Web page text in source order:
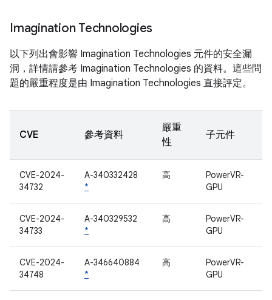
Imagination Technologies
以下列出會影響 Imagination Technologies 元件的安全漏
洞，詳情請參考 Imagination Technologies 的資料。這些問
題的嚴重程度是由 Imagination Technologies 直接評定。
CVE 參考資料
嚴重
性
子元件
CVE-2024-
34732
A-340332428
*
高
PowerVR-
GPU
CVE-2024-
34733
A-340329532
*
高
PowerVR-
GPU
CVE-2024-
34748
A-346640884
*
高
PowerVR-
GPU